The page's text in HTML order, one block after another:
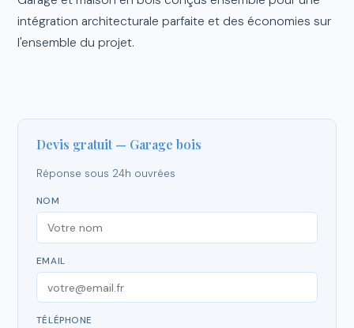
intégration architecturale parfaite et des économies sur
l'ensemble du projet.
Devis gratuit — Garage bois
Réponse sous 24h ouvrées
NOM
EMAIL
TÉLÉPHONE